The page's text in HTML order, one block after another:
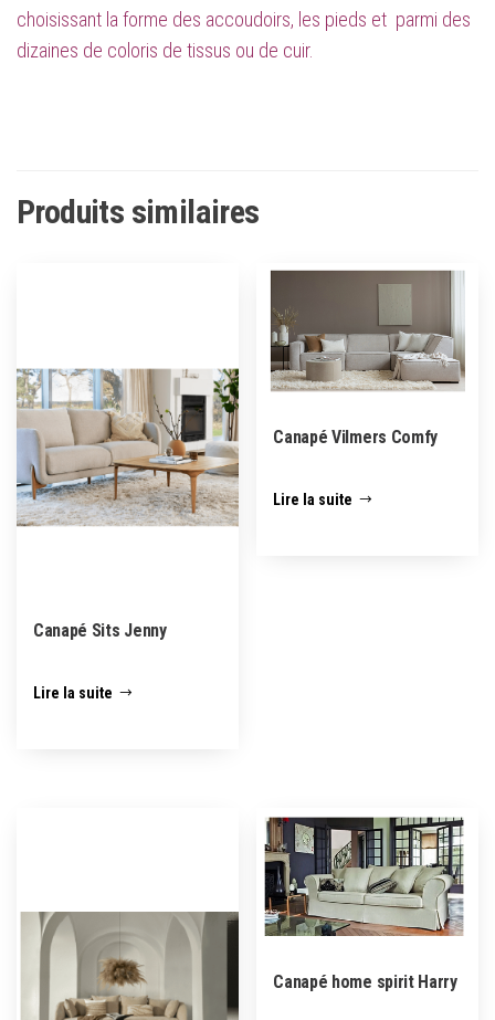
choisissant la forme des accoudoirs, les pieds et parmi des
dizaines de coloris de tissus ou de cuir.
Produits similaires
Canapé Sits Jenny
Lire la suite
Canapé Vilmers Comfy
Lire la suite
Canapé home spirit Harry